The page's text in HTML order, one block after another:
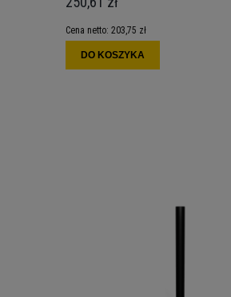
Cena netto: 203,75 zł
DO KOSZYKA